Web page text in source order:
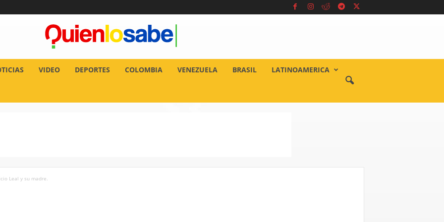
VIDEO DEPORTES COLOMBIA VENEZUELA BRASIL LATINOAMERICA
Leal y su madre.